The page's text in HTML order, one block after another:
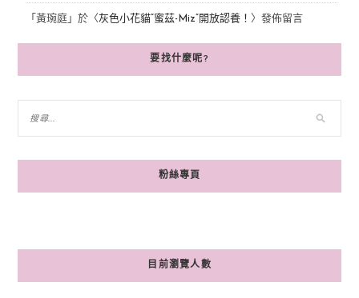
「 黃琬庭」於〈灰色小花貓“蜜茲-Miz”開放認養！ 〉發佈留言
要找什麼呢?
粉絲專頁
目前瀏覽人數